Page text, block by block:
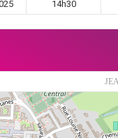
14h30